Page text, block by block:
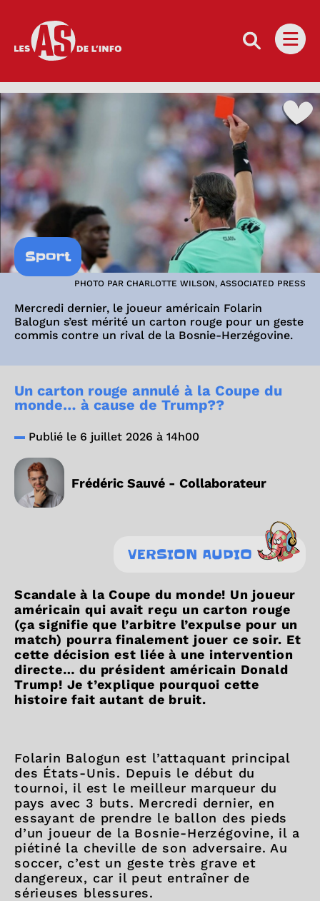
Les as de l'info
Sport
PHOTO PAR CHARLOTTE WILSON, ASSOCIATED PRESS
Mercredi dernier, le joueur américain Folarin
Balogun s’est mérité un carton rouge pour un geste
commis contre un rival de la Bosnie-Herzégovine.
Un carton rouge annulé à la Coupe du
monde… à cause de Trump??
Publié le 6 juillet 2026 à 14h00
Frédéric Sauvé - Collaborateur
VERSION AUDIO
Scandale à la Coupe du monde! Un joueur
américain qui avait reçu un carton rouge
(ça signifie que l’arbitre l’expulse pour un
match) pourra finalement jouer ce soir. Et
cette décision est liée à une intervention
directe… du président américain Donald
Trump! Je t’explique pourquoi cette
histoire fait autant de bruit.
Folarin Balogun est l’attaquant principal
des États-Unis. Depuis le début du
tournoi, il est le meilleur marqueur du
pays avec 3 buts. Mercredi dernier, en
essayant de prendre le ballon des pieds
d’un joueur de la Bosnie-Herzégovine, il a
piétiné la cheville de son adversaire. Au
soccer, c’est un geste très grave et
dangereux, car il peut entraîner de
sérieuses blessures.